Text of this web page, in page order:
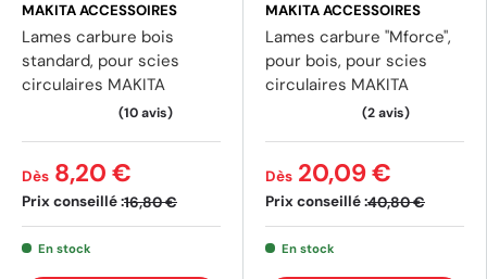
MAKITA ACCESSOIRES
Lames carbure bois
standard, pour scies
circulaires MAKITA
Prix conseillé :16,80 €
Dès 8,20 €
En stock
MAKITA ACCESSOIRES
Lames carbure "Mforce",
pour bois, pour scies
circulaires MAKITA
Prix conseillé :40,80 €
Dès 20,09 €
En stock